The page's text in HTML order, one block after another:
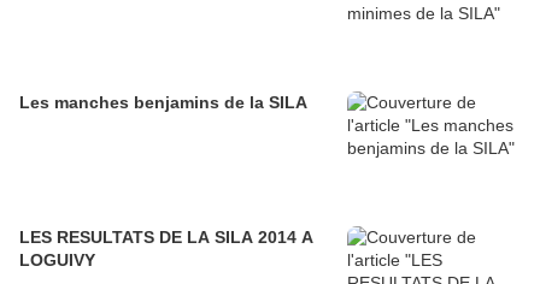
Les manches benjamins de la SILA
LES RESULTATS DE LA SILA 2014 A
LOGUIVY